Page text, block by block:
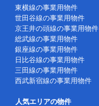
東横線の事業用物件
世田谷線の事業用物件
京王井の頭線の事業用物件
総武線の事業用物件
銀座線の事業用物件
日比谷線の事業用物件
三田線の事業用物件
西武新宿線の事業用物件
人気エリアの物件